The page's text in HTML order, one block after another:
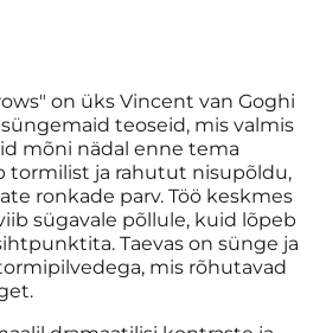
on üks Vincent van Goghi
teoseid, mis valmis
mõni nädal enne tema
tormilist ja rahutut nisupõldu,
ronkade parv. Töö keskmes
sügavale põllule, kuid lõpeb
Taevas on sünge ja
mis rõhutavad